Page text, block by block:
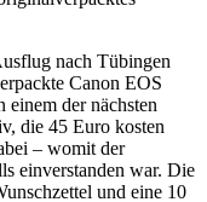
nach Tübingen
Canon EOS
einem der nächsten
die 45 Euro kosten
– womit der
einverstanden war. Die
und eine 10